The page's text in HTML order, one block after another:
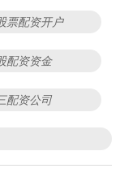
票配资开户
配资资金
配资公司